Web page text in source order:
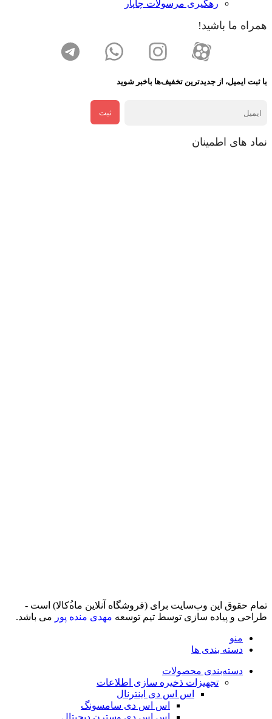
رهگیری مرسولات چاپار
همراه ما باشید!
با ثبت ایمیل، از جدید‌ترین تخفیف‌ها با‌خبر شوید
ثبت
نماد های اطمینان
تمام حقوق اين وب‌سايت برای (فروشگاه آنلاین ماه‌‌‌‌‌‌ُکالا) است -
طراحی و پیاده سازی توسط تیم توسعه مهدی منده پور می باشد.
منو
دسته بندی ها
دسته‌بندی محصولات
تجهیزات ذخیره سازی اطلاعات
اس اس دی اینترنال
اس اس دی سامسونگ
اس اس دی وسترن دیجیتال